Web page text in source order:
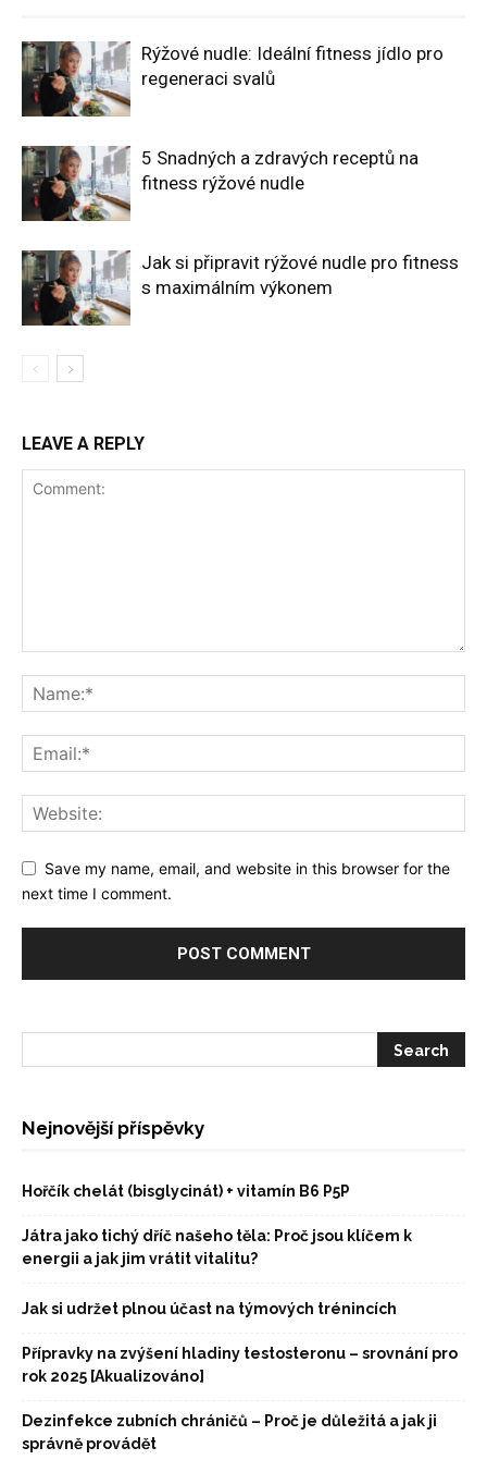
Rýžové nudle: Ideální fitness jídlo pro
regeneraci svalů
5 Snadných a zdravých receptů na
fitness rýžové nudle
Jak si připravit rýžové nudle pro fitness
s maximálním výkonem
LEAVE A REPLY
Save my name, email, and website in this browser for the
next time I comment.
Nejnovější příspěvky
Hořčík chelát (bisglycinát) + vitamín B6 P5P
Játra jako tichý dříč našeho těla: Proč jsou klíčem k
energii a jak jim vrátit vitalitu?
Jak si udržet plnou účast na týmových trénincích
Přípravky na zvýšení hladiny testosteronu – srovnání pro
rok 2025 [Akualizováno]
Dezinfekce zubních chráničů – Proč je důležitá a jak ji
správně provádět